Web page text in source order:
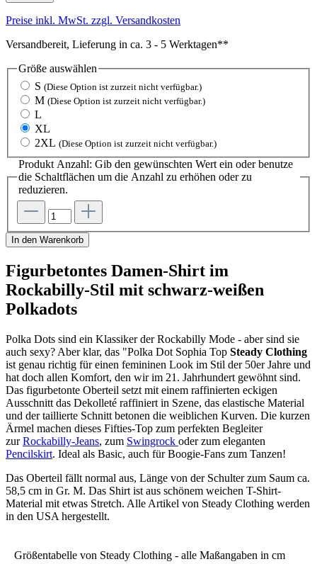
Preise inkl. MwSt. zzgl. Versandkosten
Versandbereit, Lieferung in ca. 3 - 5 Werktagen**
Größe auswählen
S (Diese Option ist zurzeit nicht verfügbar.)
M (Diese Option ist zurzeit nicht verfügbar.)
L
XL
2XL (Diese Option ist zurzeit nicht verfügbar.)
Produkt Anzahl: Gib den gewünschten Wert ein oder benutze
die Schaltflächen um die Anzahl zu erhöhen oder zu
reduzieren.
In den Warenkorb
Figurbetontes Damen-Shirt im
Rockabilly-Stil mit schwarz-weißen
Polkadots
Polka Dots sind ein Klassiker der Rockabilly Mode - aber sind sie
auch sexy? Aber klar, das "Polka Dot Sophia Top Steady Clothing
ist genau richtig für einen femininen Look im Stil der 50er Jahre und
hat doch allen Komfort, den wir im 21. Jahrhundert gewöhnt sind.
Das figurbetonte Oberteil setzt mit einem raffinierten eckigen
Ausschnitt das Dekolleté raffiniert in Szene, das elastische Material
und der taillierte Schnitt betonen die weiblichen Kurven. Die kurzen
Ärmel machen dieses Fifties-Top zum perfekten Begleiter
zurRockabilly-Jeans, zum Swingrock oder zum eleganten
Pencilskirt. Ideal als Basic, auch für Boogie-Fans zum Tanzen!
Das Oberteil fällt normal aus, Länge von der Schulter zum Saum ca.
58,5 cm in Gr. M. Das Shirt ist aus schönem weichen T-Shirt-
Material mit etwas Stretch. Alle Artikel von Steady Clothing werden
in den USA hergestellt.
Größentabelle von Steady Clothing - alle Maßangaben in cm